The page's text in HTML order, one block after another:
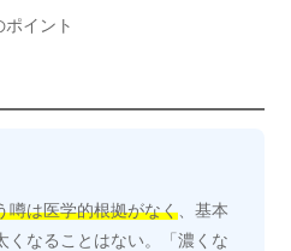
イント
噂は医学的根拠がなく 、基本
くなることはない。「濃くな